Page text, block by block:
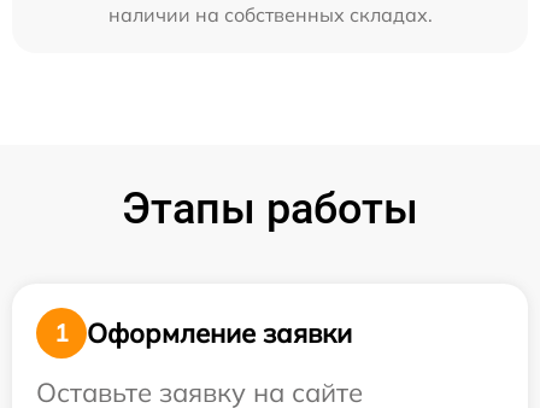
наличии на собственных складах.
Этапы работы
1
Оформление заявки
Оставьте заявку на сайте